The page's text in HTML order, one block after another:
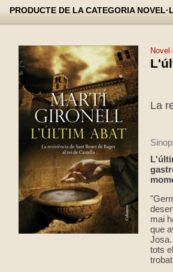
PRODUCTE DE LA CATEGORIA
La
mai
que
tots